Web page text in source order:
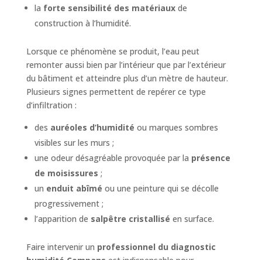
la forte sensibilité des matériauxde
construction à l’humidité.
Lorsque ce phénomène se produit, l’eau peut
remonter aussi bien par l’intérieur que par l’extérieur
du bâtiment et atteindre plus d’un mètre de hauteur.
Plusieurs signes permettent de repérer ce type
d’infiltration :
des auréoles d’humidité ou marques sombres
visibles sur les murs ;
une odeur désagréable provoquée par la présence
de moisissures ;
un enduit abîmé ou une peinture qui se décolle
progressivement ;
l’apparition de salpêtre cristallisé en surface.
Faire intervenir un professionnel du diagnostic